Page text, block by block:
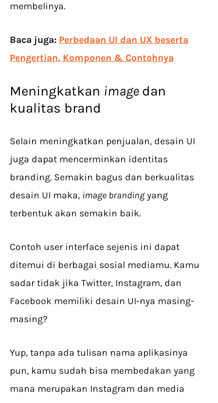
membelinya.
Baca juga: Perbedaan UI dan UX beserta
Pengertian, Komponen & Contohnya
Meningkatkan image dan
kualitas brand
Selain meningkatkan penjualan, desain UI
juga dapat mencerminkan identitas
branding. Semakin bagus dan berkualitas
desain UI maka, image brandingyang
terbentuk akan semakin baik.
Contoh user interface sejenis ini dapat
ditemui di berbagai sosial mediamu. Kamu
sadar tidak jika Twitter, Instagram, dan
Facebook memiliki desain UI-nya masing-
masing?
Yup, tanpa ada tulisan nama aplikasinya
pun, kamu sudah bisa membedakan yang
mana merupakan Instagram dan media